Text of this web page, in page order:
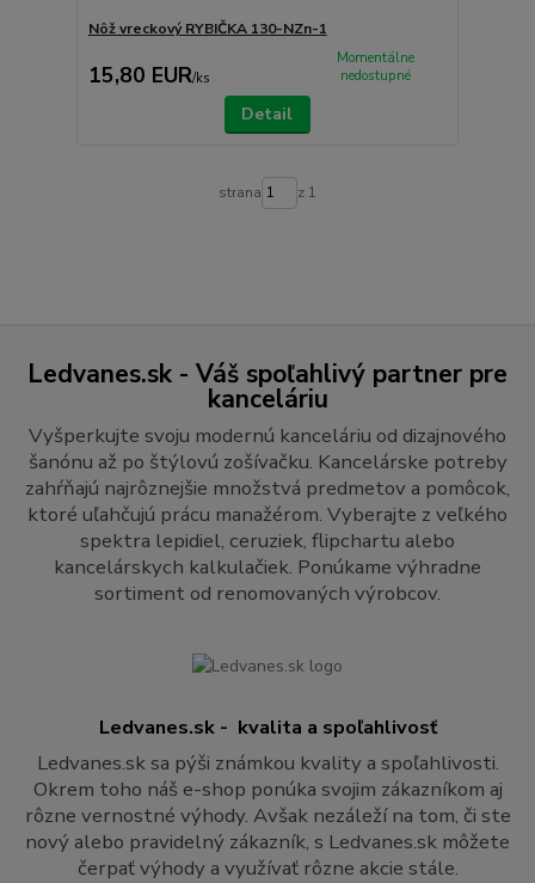
Nôž vreckový RYBIČKA 130-NZn-1
15,80 EUR/ks
Momentálne
nedostupné
Detail
strana z 1
Ledvanes.sk - Váš spoľahlivý partner pre
kanceláriu
Vyšperkujte svoju modernú kanceláriu od dizajnového
šanónu až po štýlovú zošívačku. Kancelárske potreby
zahŕňajú najrôznejšie množstvá predmetov a pomôcok,
ktoré uľahčujú prácu manažérom. Vyberajte z veľkého
spektra lepidiel, ceruziek, flipchartu alebo
kancelárskych kalkulačiek. Ponúkame výhradne
sortiment od renomovaných výrobcov.
Ledvanes.sk - kvalita a spoľahlivosť
Ledvanes.sk sa pýši známkou kvality a spoľahlivosti.
Okrem toho náš e-shop ponúka svojim zákazníkom aj
rôzne vernostné výhody. Avšak nezáleží na tom, či ste
nový alebo pravidelný zákazník, s Ledvanes.sk môžete
čerpať výhody a využívať rôzne akcie stále.